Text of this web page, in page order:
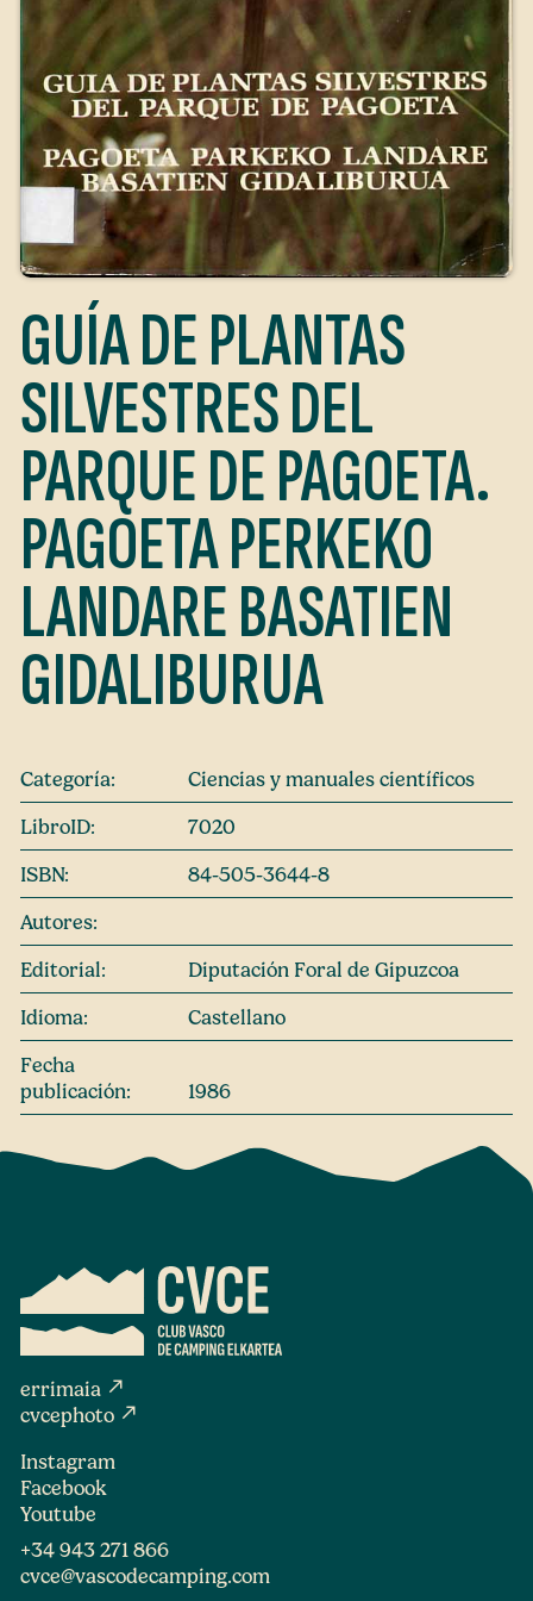
GUÍA DE PLANTAS
SILVESTRES DEL
PARQUE DE PAGOETA.
PAGOETA PERKEKO
LANDARE BASATIEN
GIDALIBURUA
Categoría:
Ciencias y manuales científicos
LibroID:
7020
ISBN:
84-505-3644-8
Autores:
Editorial:
Diputación Foral de Gipuzcoa
Idioma:
Castellano
Fecha
publicación:
1986
errimaia north_east
cvcephoto north_east
Instagram
Facebook
Youtube
+34 943 271 866
cvce@vascodecamping.com